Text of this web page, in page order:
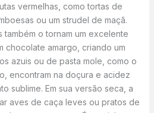
vermelhas, como tortas de
ou um strudel de maçã.
o tornam um excelente
chocolate amargo, criando um
azuis ou de pasta mole, como o
encontram na doçura e acidez
sublime. Em sua versão seca, a
aves de caça leves ou pratos de